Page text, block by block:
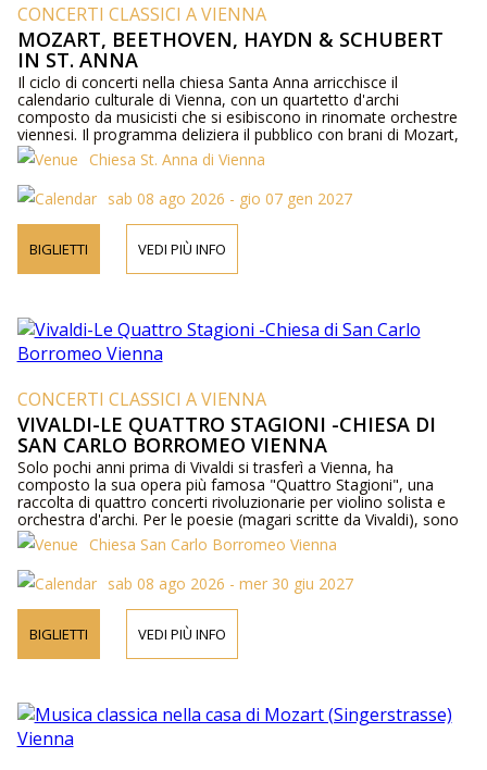
CONCERTI CLASSICI A VIENNA
MOZART, BEETHOVEN, HAYDN & SCHUBERT
IN ST. ANNA
Il ciclo di concerti nella chiesa Santa Anna arricchisce il
calendario culturale di Vienna, con un quartetto d'archi
composto da musicisti che si esibiscono in rinomate orchestre
viennesi. Il programma deliziera il pubblico con brani di Mozart,
Schubert, Beethoven e altri compositori associati alla viennese
classica.
Chiesa St. Anna di Vienna
sab 08 ago 2026 - gio 07 gen 2027
BIGLIETTI VEDI PIÙ INFO
CONCERTI CLASSICI A VIENNA
VIVALDI-LE QUATTRO STAGIONI -CHIESA DI
SAN CARLO BORROMEO VIENNA
Solo pochi anni prima di Vivaldi si trasferì a Vienna, ha
composto la sua opera più famosa "Quattro Stagioni", una
raccolta di quattro concerti rivoluzionarie per violino solista e
orchestra d'archi. Per le poesie (magari scritte da Vivaldi), sono
l'immagine della composizione che ci mostra le tempeste
furiose tuoni e lampi, rottura del ghiaccio e cinguettio degli
uccelli, i pastori dormono, cani che abbaiano, una banda di
cacciatori ....
Chiesa San Carlo Borromeo Vienna
sab 08 ago 2026 - mer 30 giu 2027
BIGLIETTI VEDI PIÙ INFO